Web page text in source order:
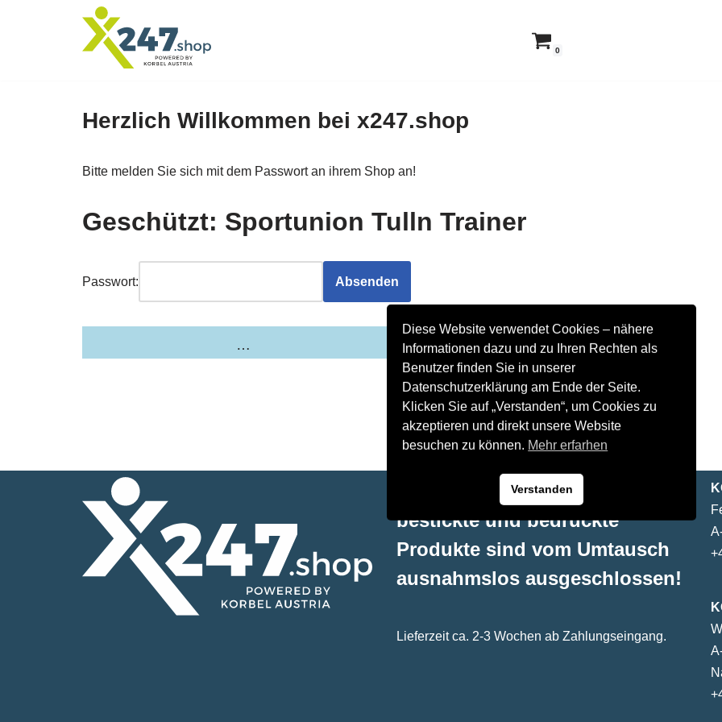
0
Herzlich Willkommen bei x247.shop
Bitte melden Sie sich mit dem Passwort an ihrem Shop an!
Geschützt: Sportunion Tulln Trainer
Passwort:
…
ACHTUNG: Individuell
bestickte und bedruckte
Produkte sind vom Umtausch
ausnahmslos ausgeschlossen!
Lieferzeit ca. 2-3 Wochen ab Zahlungseingang.
Diese Website verwendet Cookies – nähere
Informationen dazu und zu Ihren Rechten als
Benutzer finden Sie in unserer
Datenschutzerklärung am Ende der Seite.
Klicken Sie auf „Verstanden“, um Cookies zu
akzeptieren und direkt unsere Website
besuchen zu können. Mehr erfarhen
Verstanden